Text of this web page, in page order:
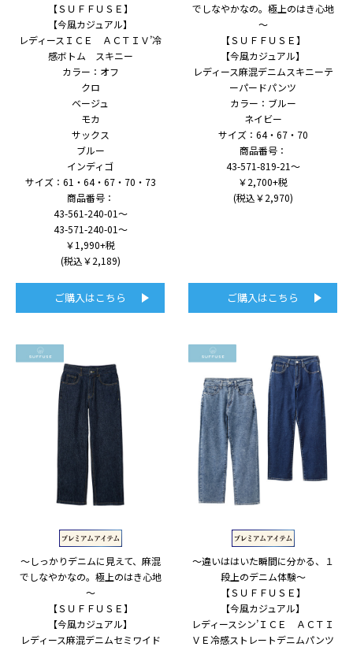
【ＳＵＦＦＵＳＥ】
【今風カジュアル】
レディースＩＣＥ ＡＣＴＩＶ’冷
感ボトム スキニー
カラー：オフ
クロ
ベージュ
モカ
サックス
ブルー
インディゴ
サイズ：61・64・67・70・73
商品番号：
43-561-240-01～
43-571-240-01～
￥1,990+税
(税込￥2,189)
ご購入はこちら
でしなやかなの。極上のはき心地
～
【ＳＵＦＦＵＳＥ】
【今風カジュアル】
レディース麻混デニムスキニーテ
ーパードパンツ
カラー：ブルー
ネイビー
サイズ：64・67・70
商品番号：
43-571-819-21～
￥2,700+税
(税込￥2,970)
ご購入はこちら
～しっかりデニムに見えて、麻混
でしなやかなの。極上のはき心地
～
【ＳＵＦＦＵＳＥ】
【今風カジュアル】
レディース麻混デニムセミワイド
～違いははいた瞬間に分かる、１
段上のデニム体験～
【ＳＵＦＦＵＳＥ】
【今風カジュアル】
レディースシン’ＩＣＥ ＡＣＴＩ
ＶＥ冷感ストレートデニムパンツ